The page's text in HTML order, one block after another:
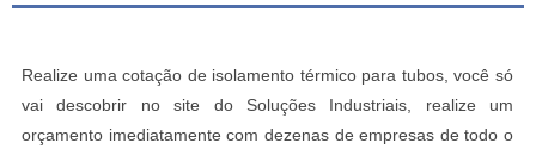
Realize uma cotação de isolamento térmico para tubos, você só
vai descobrir no site do Soluções Industriais, realize um
orçamento imediatamente com dezenas de empresas de todo o